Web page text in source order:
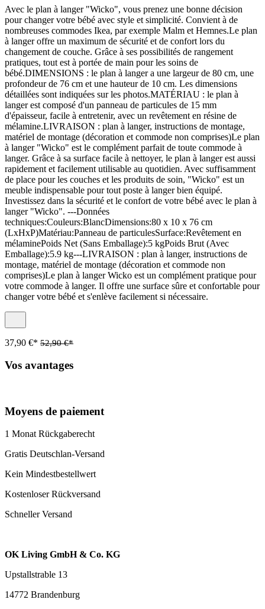
Avec le plan à langer "Wicko", vous prenez une bonne décision
pour changer votre bébé avec style et simplicité. Convient à de
nombreuses commodes Ikea, par exemple Malm et Hemnes.Le plan
à langer offre un maximum de sécurité et de confort lors du
changement de couche. Grâce à ses possibilités de rangement
pratiques, tout est à portée de main pour les soins de
bébé.DIMENSIONS : le plan à langer a une largeur de 80 cm, une
profondeur de 76 cm et une hauteur de 10 cm. Les dimensions
détaillées sont indiquées sur les photos.MATÉRIAU : le plan à
langer est composé d'un panneau de particules de 15 mm
d'épaisseur, facile à entretenir, avec un revêtement en résine de
mélamine.LIVRAISON : plan à langer, instructions de montage,
matériel de montage (décoration et commode non comprises)Le plan
à langer "Wicko" est le complément parfait de toute commode à
langer. Grâce à sa surface facile à nettoyer, le plan à langer est aussi
rapidement et facilement utilisable au quotidien. Avec suffisamment
de place pour les couches et les produits de soin, "Wicko" est un
meuble indispensable pour tout poste à langer bien équipé.
Investissez dans la sécurité et le confort de votre bébé avec le plan à
langer "Wicko". ---Données
techniques:Couleurs:BlancDimensions:80 x 10 x 76 cm
(LxHxP)Matériau:Panneau de particulesSurface:Revêtement en
mélaminePoids Net (Sans Emballage):5 kgPoids Brut (Avec
Emballage):5.9 kg---LIVRAISON : plan à langer, instructions de
montage, matériel de montage (décoration et commode non
comprises)Le plan à langer Wicko est un complément pratique pour
votre commode à langer. Il offre une surface sûre et confortable pour
changer votre bébé et s'enlève facilement si nécessaire.
37,90 €* 52,90 €*
Vos avantages
Moyens de paiement
1 Monat Rückgaberecht
Gratis Deutschlan-Versand
Kein Mindestbestellwert
Kostenloser Rückversand
Schneller Versand
OK Living GmbH & Co. KG
Upstallstrable 13
14772 Brandenburg